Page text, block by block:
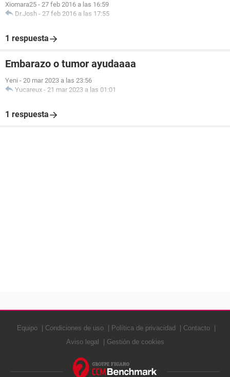
Xiomara25 - 27 feb 2016 a las 16:59
Dr.Josh - 27 feb 2016 a las 17:55
1 respuesta
Embarazo o tumor ayudaaaa
Yeni - 20 mar 2023 a las 23:56
Yucareux - 21 mar 2023 a las 01:01
1 respuesta
Equipo Condiciones de uso Política de privacidad
Contacto
Aviso legal
Gestión de cookies